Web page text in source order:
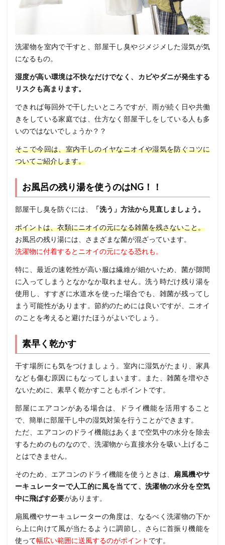
洗濯物を室内で干すと、部屋干し臭やジメジメした湿気が気
になるもの。
湿度が高い環境は不快なだけでなく、カビやダニが発生する
リスクも高まります。
できれば毎回外で干したいところですが、雨が続く日や共働
きをしている家庭では、仕方なく部屋干しをしている人も多
いのではないでしょうか？？
そこで今回は、室内干しのイヤなニオイや湿気を防ぐコツに
ついてご紹介します。
お風呂の残り湯を使うのはNG！！
部屋干し臭を防ぐには、 「洗う」方法から見直しましょう。
ポイントは、衣類にニオイの元になる雑菌を残さないこと。
お風呂の残り湯には、さまざまな菌が混ざっています。
洗濯物に付着するとニオイの元になる恐れも。
特に、最近の速乾性が高い服は繊維が細かいため、菌が隙間
に入ってしまうとなかなか取れません。洗う時だけ残り湯を
使用し、すすぎに水道水を使った場合でも、雑菌が残ってし
まう可能性があります。節約のためには良いですが、ニオイ
のことを考えると避けたほうがよいでしょう。
素早く乾かす
干す場所にも気をつけましょう。 室内に湿気がたまり、家具
なども傷む原因にもなってしまいます。
また、雑菌を増やさ
ないために、素早く乾かすこともポイントです。
部屋にエアコンがある場合は、ドライ機能を活用すること
で、簡単に部屋干し中の湿気対策を行うことができます。
ただ、エアコンのドライ機能はあくまで空気中の水分を除去
するためのものなので、洗濯物から直接水分を吸い上げるこ
とはできません。
そのため、エアコンのドライ機能を使うときは、 扇風機やサ
ーキュレーターで人工的に風を当てて、洗濯物の水分を空気
中に飛ばす必要があります。
扇風機やサーキュレーターの角度は、なるべく洗濯物の下か
ら上に向けて風が当たるように調節し、さらに首振り機能を
使って幅広い範囲に送風するのがポイント です。